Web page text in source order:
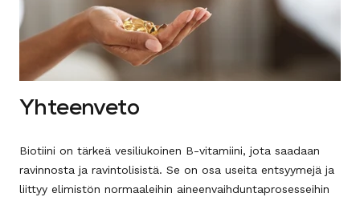
Yhteenveto
Biotiini on tärkeä vesiliukoinen B-vitamiini, jota saadaan
ravinnosta ja ravintolisistä. Se on osa useita entsyymejä ja
liittyy elimistön normaaleihin aineenvaihduntaprosesseihin